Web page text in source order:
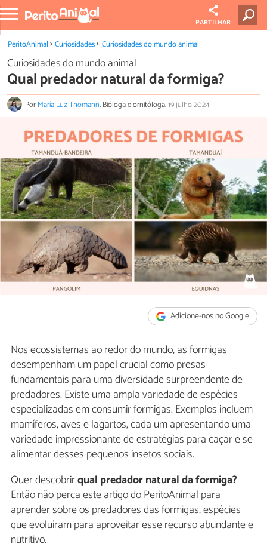
PARTILHAR
PeritoAnimal Curiosidades Curiosidades do mundo animal
Curiosidades do mundo animal
Qual predador natural da formiga?
PorMaría Luz Thomann, Bióloga e ornitóloga.19 julho 2024
Adicione-nos no Google
Nos ecossistemas ao redor do mundo, as formigas
desempenham um papel crucial como presas
fundamentais para uma diversidade surpreendente de
predadores. Existe uma ampla variedade de espécies
especializadas em consumir formigas. Exemplos incluem
mamíferos, aves e lagartos, cada um apresentando uma
variedade impressionante de estratégias para caçar e se
alimentar desses pequenos insetos sociais.
Quer descobrirqual predador natural da formiga?
Então não perca este artigo do PeritoAnimal para
aprender sobre os predadores das formigas, espécies
que evoluíram para aproveitar esse recurso abundante e
nutritivo.